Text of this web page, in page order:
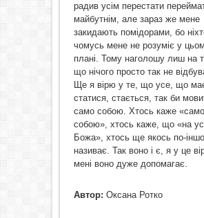
радив усім перестати
майбутнім, але зараз же мене
закидають помідорами, бо
чомусь мене не розуміє у
плані. Тому наголошу лиш на
що нічого просто так не
Ще я вірю у те, що усе, що
статися, стається, так би
само собою. Хтось каже «само
собою», хтось каже, що «на
Божа», хтось ще якось по-
називає. Так воно і є, я у це
мені воно дуже допомагає.
Автор: Оксана Ротко